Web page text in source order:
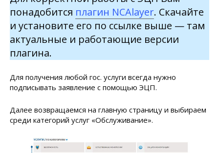
понадобится плагин NCAlayer. Скачайте
и установите его по ссылке выше — там
актуальные и работающие версии
плагина.
Для получения любой гос. услуги всегда нужно
подписывать заявление с помощью ЭЦП.
Далее возвращаемся на главную страницу и выбираем
среди категорий услуг «Обслуживание».